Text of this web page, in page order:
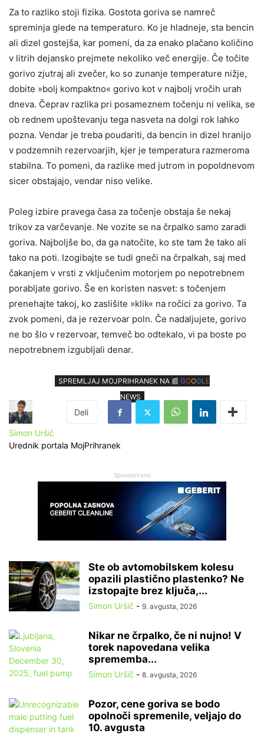
Za to razliko stoji fizika. Gostota goriva se namreč
spreminja glede na temperaturo. Ko je hladneje, sta bencin
ali dizel gostejša, kar pomeni, da za enako plačano količino
v litrih dejansko prejmete nekoliko več energije. Če točite
gorivo zjutraj ali zvečer, ko so zunanje temperature nižje,
dobite »bolj kompaktno« gorivo kot v najbolj vročih urah
dneva. Čeprav razlika pri posameznem točenju ni velika, se
ob rednem upoštevanju tega nasveta na dolgi rok lahko
pozna. Vendar je treba poudariti, da bencin in dizel hranijo
v podzemnih rezervoarjih, kjer je temperatura razmeroma
stabilna. To pomeni, da razlike med jutrom in popoldnevom
sicer obstajajo, vendar niso velike.
Poleg izbire pravega časa za točenje obstaja še nekaj
trikov za varčevanje. Ne vozite se na črpalko samo zaradi
goriva. Najboljše bo, da ga natočite, ko ste tam že tako ali
tako na poti. Izogibajte se tudi gneči na črpalkah, saj med
čakanjem v vrsti z vključenim motorjem po nepotrebnem
porabljate gorivo. Še en koristen nasvet: s točenjem
prenehajte takoj, ko zaslišite »klik« na ročici za gorivo. Ta
zvok pomeni, da je rezervoar poln. Če nadaljujete, gorivo
ne bo šlo v rezervoar, temveč bo odtekalo, vi pa boste po
nepotrebnem izgubljali denar.
SPREMLJAJ MOJPRIHRANEK NA 📰 GOOGLE
NEWS
Simon Uršič
Urednik portala MojPrihranek
Sponzorirano
Ste ob avtomobilskem kolesu
opazili plastično plastenko? Ne
izstopajte brez ključa,...
Simon Uršič - 9. avgusta, 2026
Nikar ne črpalko, če ni nujno! V
torek napovedana velika
sprememba...
Simon Uršič - 8. avgusta, 2026
Pozor, cene goriva se bodo
opolnoči spremenile, veljajo do
10. avgusta